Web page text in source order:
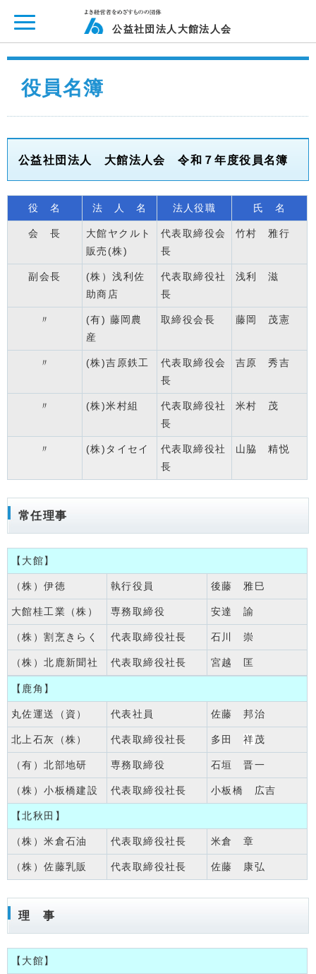
公益社団法人大館法人会
役員名簿
公益社団法人 大館法人会 令和７年度役員名簿
役 名 法 人 名 法人役職 氏 名
会 長
大館ヤクルト
販売(株)
代表取締役会
長
竹村 雅行
副会長
(株）浅利佐
助商店
代表取締役社
長
浅利 滋
〃
(有) 藤岡農
産
取締役会長 藤岡 茂憲
〃 (株)吉原鉄工
代表取締役会
長
吉原 秀吉
〃 (株)米村組
代表取締役社
長
米村 茂
〃 (株)タイセイ
代表取締役社
長
山脇 精悦
常任理事
【大館】
（株）伊徳 執行役員 後藤 雅巳
大館桂工業（株） 専務取締役 安達 諭
（株）割烹きらく 代表取締役社長 石川 崇
（株）北鹿新聞社 代表取締役社長 宮越 匡
【鹿角】
丸佐運送（資） 代表社員 佐藤 邦治
北上石灰（株） 代表取締役社長 多田祥茂
（有）北部地研 専務取締役 石垣 晋一
（株）小板橋建設 代表取締役社長 小板橋 広吉
【北秋田】
（株）米倉石油 代表取締役社長 米倉 章
（株）佐藤乳販 代表取締役社長 佐藤 康弘
理 事
【大館】